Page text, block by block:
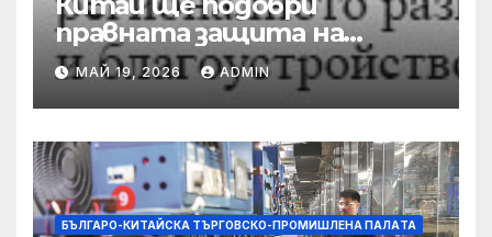
правната защита на
предприятията, ще се
съсредоточи върху
борбата с
корпоративната
престъпност
МАЙ 19, 2026 ADMIN
БЪЛГАРО-КИТАЙСКА ТЪРГОВСКО-ПРОМИШЛЕНА ПАЛAТА